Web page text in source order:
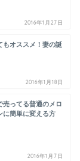
2016年1月27日
もオススメ！妻の誕
2016年1月18日
売ってる普通のメロ
に簡単に変える方
2016年1月7日